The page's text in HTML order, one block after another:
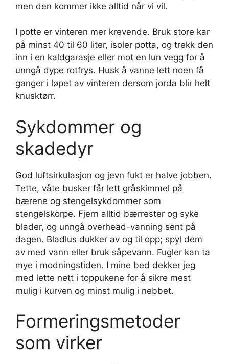
men den kommer ikke alltid når vi vil.
I potte er vinteren mer krevende. Bruk store kar
på minst 40 til 60 liter, isoler potta, og trekk den
inn i en kaldgarasje eller mot en lun vegg for å
unngå dype rotfrys. Husk å vanne lett noen få
ganger i løpet av vinteren dersom jorda blir helt
knusktørr.
Sykdommer og
skadedyr
God luftsirkulasjon og jevn fukt er halve jobben.
Tette, våte busker får lett gråskimmel på
bærene og stengelsykdommer som
stengelskorpe. Fjern alltid bærrester og syke
blader, og unngå overhead-vanning sent på
dagen. Bladlus dukker av og til opp; spyl dem
av med vann eller bruk såpevann. Fugler kan ta
mye i modningstiden. I mine bed dekker jeg
med lette nett i toppukene for å sikre mest
mulig i kurven og minst mulig i nebbet.
Formeringsmetoder
som virker